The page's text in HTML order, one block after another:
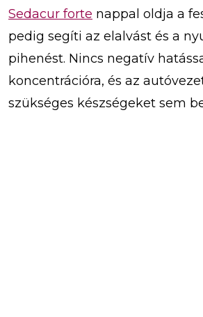
Sedacur forte nappal oldja a
pedig segíti az elalvást és a
pihenést. Nincs negatív
koncentrációra, és az
szükséges készségeket sem